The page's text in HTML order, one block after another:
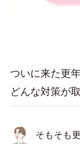
ついに来た更
どんな対策が
そもそも